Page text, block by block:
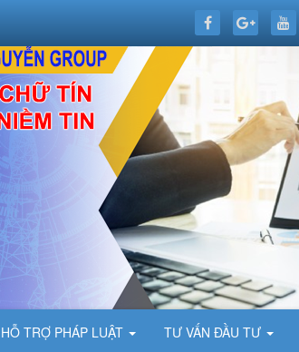
HỖ TRỢ PHÁP LUẬT TƯ VẤN ĐẦU TƯ